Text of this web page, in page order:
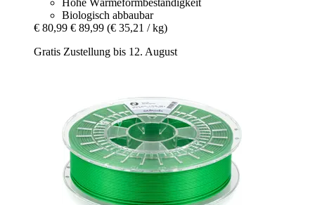
Hohe Wärmeformbeständigkeit
Biologisch abbaubar
€ 80,99 € 89,99 (€ 35,21 / kg)
Gratis Zustellung bis 12. August